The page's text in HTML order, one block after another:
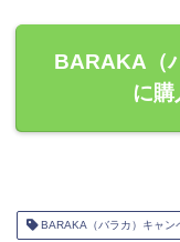
BARAKA（
に
BARAKA（バラカ）キャン